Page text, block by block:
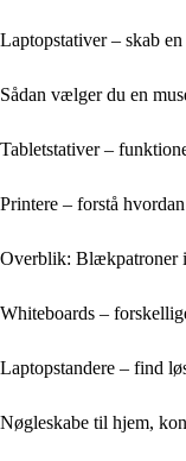
Laptopstativer – skab
Sådan vælger du en
Tabletstativer –
Printere – forstå
Overblik: Blækpatroner
Whiteboards –
Laptopstandere – find
Nøgleskabe til hjem,